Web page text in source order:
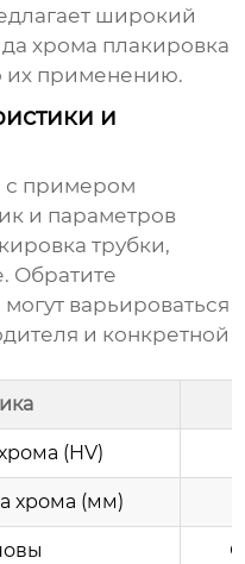
широкий
хрома плакировка
их применению.
и
с примером
и параметров
трубки,
Обратите
варьироваться
и конкретной
(HV)
хрома (мм)